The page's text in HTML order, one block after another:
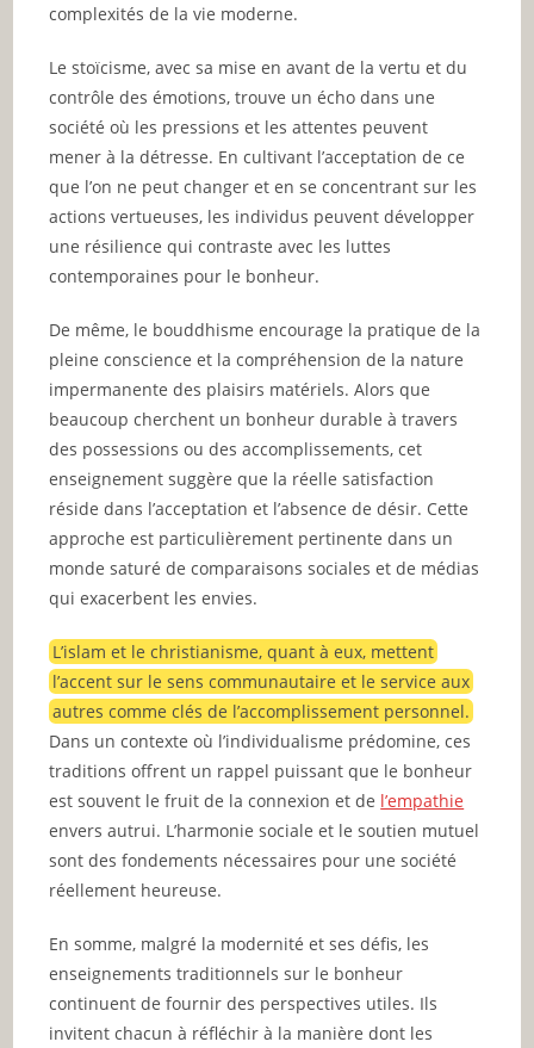
complexités de la vie moderne.
Le stoïcisme, avec sa mise en avant de la vertu et du
contrôle des émotions, trouve un écho dans une
société où les pressions et les attentes peuvent
mener à la détresse. En cultivant l’acceptation de ce
que l’on ne peut changer et en se concentrant sur les
actions vertueuses, les individus peuvent développer
une résilience qui contraste avec les luttes
contemporaines pour le bonheur.
De même, le bouddhisme encourage la pratique de la
pleine conscience et la compréhension de la nature
impermanente des plaisirs matériels. Alors que
beaucoup cherchent un bonheur durable à travers
des possessions ou des accomplissements, cet
enseignement suggère que la réelle satisfaction
réside dans l’acceptation et l’absence de désir. Cette
approche est particulièrement pertinente dans un
monde saturé de comparaisons sociales et de médias
qui exacerbent les envies.
L’islam et le christianisme, quant à eux, mettent
l’accent sur le sens communautaire et le service aux
autres comme clés de l’accomplissement personnel.
Dans un contexte où l’individualisme prédomine, ces
traditions offrent un rappel puissant que le bonheur
est souvent le fruit de la connexion et de l’empathie
envers autrui. L’harmonie sociale et le soutien mutuel
sont des fondements nécessaires pour une société
réellement heureuse.
En somme, malgré la modernité et ses défis, les
enseignements traditionnels sur le bonheur
continuent de fournir des perspectives utiles. Ils
invitent chacun à réfléchir à la manière dont les